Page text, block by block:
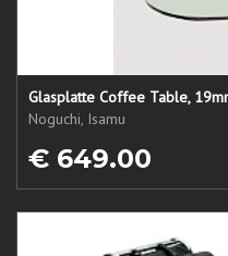
Glasplatte Coffee Table,
Noguchi, Isamu
€ 649.00